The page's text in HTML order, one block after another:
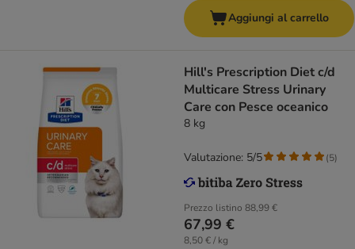
Aggiungi al carrello
Hill's Prescription Diet c/d
Multicare Stress Urinary
Care con Pesce oceanico
8 kg
Prezzo listino 88,99 €
67,99 €
8,50 € / kg
Valutazione: 5/5 (5)